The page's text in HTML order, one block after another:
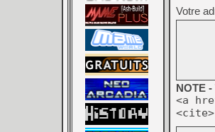
Votre
NOTE
<a